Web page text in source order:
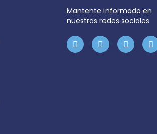
Mantente informado en
nuestras redes sociales